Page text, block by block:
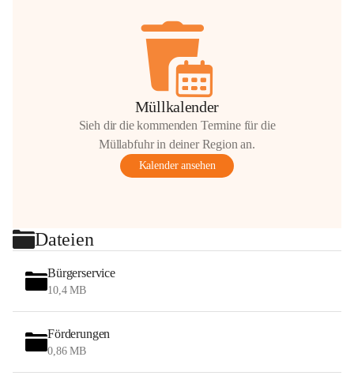
Müllkalender
Sieh dir die kommenden Termine für die
Müllabfuhr in deiner Region an.
Kalender ansehen
Dateien
Bürgerservice
10,4 MB
Förderungen
0,86 MB